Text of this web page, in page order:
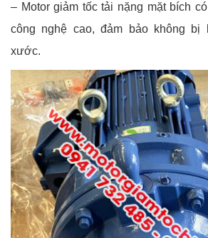
– Motor giảm tốc tải nặng mặt bích
công nghệ cao, đảm bảo không bị
xước.